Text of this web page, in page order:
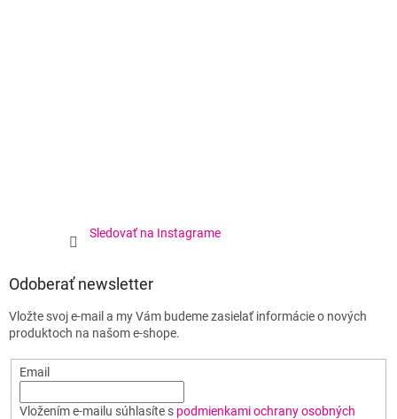
Sledovať na Instagrame
Odoberať newsletter
Vložte svoj e-mail a my Vám budeme zasielať informácie o nových
produktoch na našom e-shope.
Email
Vložením e-mailu súhlasíte s podmienkami ochrany osobných